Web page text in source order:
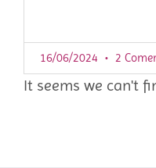
16/06/2024 2
It seems we can't